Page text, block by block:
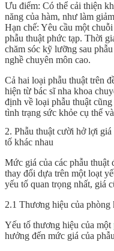
Ưu điểm: Có thể cải thiện
năng của hàm, như làm
Hạn chế: Yêu cầu một
phẫu thuật phức tạp. Thời
chăm sóc kỹ lưỡng sau
nghề chuyên môn cao.
Cả hai loại phẫu thuật trên
hiện từ bác sĩ nha khoa
định về loại phẫu thuật
tình trạng sức khỏe cụ thể
2. Phẫu thuật cười hở lợi
tố khác nhau
Mức giá của các phẫu thuật
thay đổi dựa trên một loạt
yếu tố quan trọng nhất, giá
2.1 Thương hiệu của phòng
Yếu tố thương hiệu của một
hưởng đến mức giá của